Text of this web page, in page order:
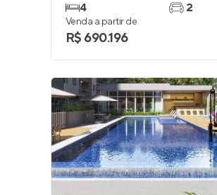
4
2
Venda a partir de
R$ 690.196